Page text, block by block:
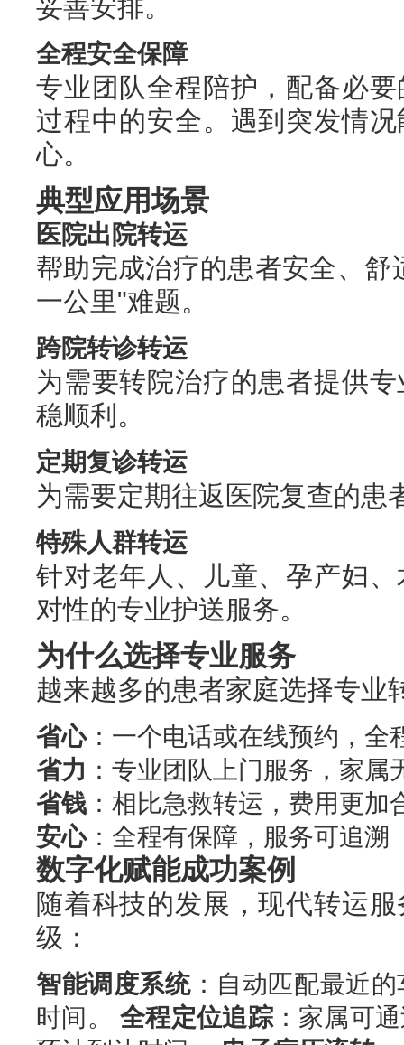
妥善安排。
全程安全保障
专业团队全程陪护，配备必
过程中的安全。遇到突发情
心。
典型应用场景
医院出院转运
帮助完成治疗的患者安全、
一公里"难题。
跨院转诊转运
为需要转院治疗的患者提供
稳顺利。
定期复诊转运
为需要定期往返医院复查的患
特殊人群转运
针对老年人、儿童、孕产妇
对性的专业护送服务。
为什么选择专业服务
越来越多的患者家庭选择专业
省心：一个电话或在线预约，全
省力 ：专业团队上门服务，家属
省钱 ：相比急救转运，费用更加
安心：全程有保障，服务可追溯
数字化赋能成功案例
随着科技的发展，现代转运
级：
智能调度系统：自动匹配最近
时间。全程定位追踪：家属可